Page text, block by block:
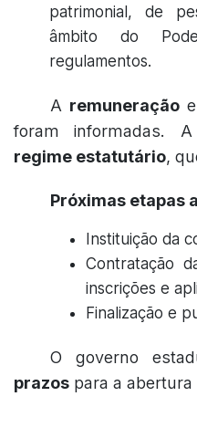
patrimonial, de
âmbito do
regulamentos.
A remuneração
foram informadas.
regime estatutário,
Próximas etapas
Instituição da
Contratação
inscrições e
Finalização e
O governo
prazos para a